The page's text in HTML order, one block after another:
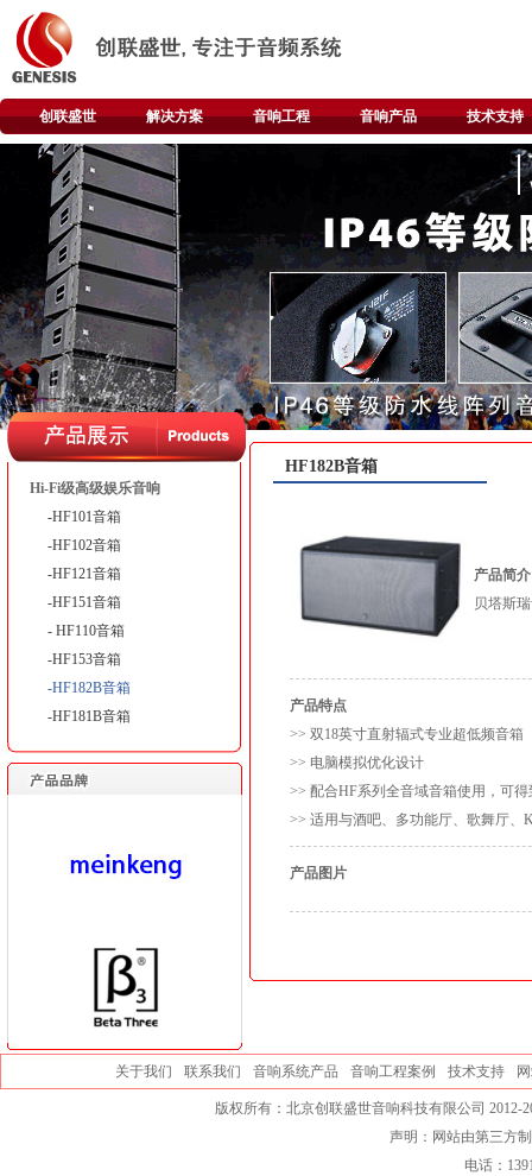
创联盛世 解决方案 音响工程 音响产品 技术支持
Hi-Fi级高级娱乐音响
-HF101音箱
-HF102音箱
-HF121音箱
-HF151音箱
- HF110音箱
-HF153音箱
-HF182B音箱
-HF181B音箱
HF182B音箱
产品简介
贝塔斯
产品特点
>> 双18英寸直射辐式专业超低频音箱
>> 电脑模拟优化设计
>> 配合HF系列全音域音箱使用，可
>> 适用与酒吧、多功能厅、歌舞厅、
产品图片
关于我们 联系我们 音响系统产品 音响工程案例 技术支持
版权所有：北京创联盛世音响科技有限公司 2012-
声明：网站由第三方
电话：